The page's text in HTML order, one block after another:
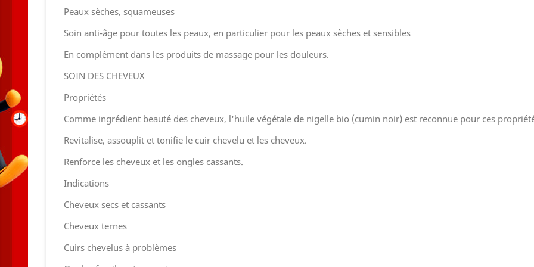
Peaux sèches, squameuses
Soin anti-âge pour toutes les peaux, en particulier pour les peaux sèches et sensibles
En complément dans les produits de massage pour les douleurs.
SOIN DES CHEVEUX
Propriétés
Comme ingrédient beauté des cheveux, l'huile végétale de nigelle bio (cumin noir) est reconnue pour ces
Revitalise, assouplit et tonifie le cuir chevelu et les cheveux.
Renforce les cheveux et les ongles cassants.
Indications
Cheveux secs et cassants
Cheveux ternes
Cuirs chevelus à problèmes